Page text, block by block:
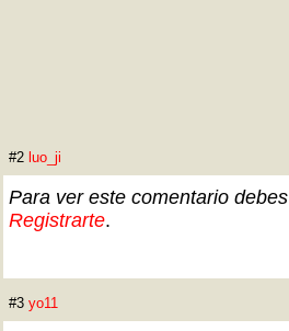
#2 luo_ji
Para ver este comentario debes
Registrarte.
#3 yo11